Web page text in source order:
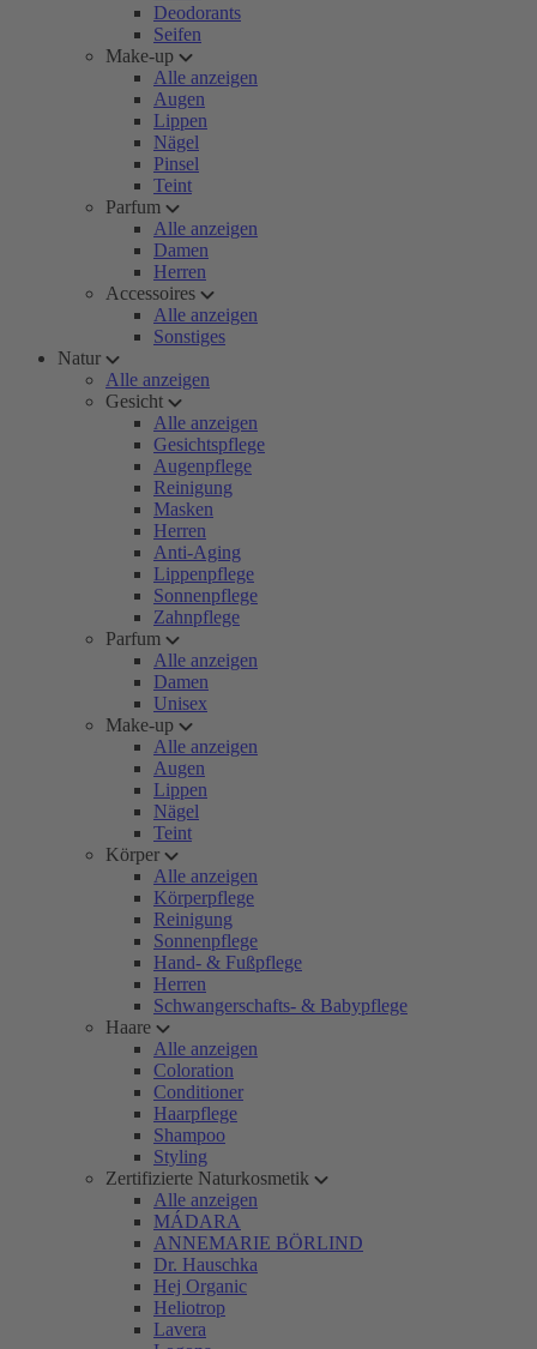
Deodorants
Seifen
Make-up
Alle anzeigen
Augen
Lippen
Nägel
Pinsel
Teint
Parfum
Alle anzeigen
Damen
Herren
Accessoires
Alle anzeigen
Sonstiges
Natur
Alle anzeigen
Gesicht
Alle anzeigen
Gesichtspflege
Augenpflege
Reinigung
Masken
Herren
Anti-Aging
Lippenpflege
Sonnenpflege
Zahnpflege
Parfum
Alle anzeigen
Damen
Unisex
Make-up
Alle anzeigen
Augen
Lippen
Nägel
Teint
Körper
Alle anzeigen
Körperpflege
Reinigung
Sonnenpflege
Hand- & Fußpflege
Herren
Schwangerschafts- & Babypflege
Haare
Alle anzeigen
Coloration
Conditioner
Haarpflege
Shampoo
Styling
Zertifizierte Naturkosmetik
Alle anzeigen
MÁDARA
ANNEMARIE BÖRLIND
Dr. Hauschka
Hej Organic
Heliotrop
Lavera